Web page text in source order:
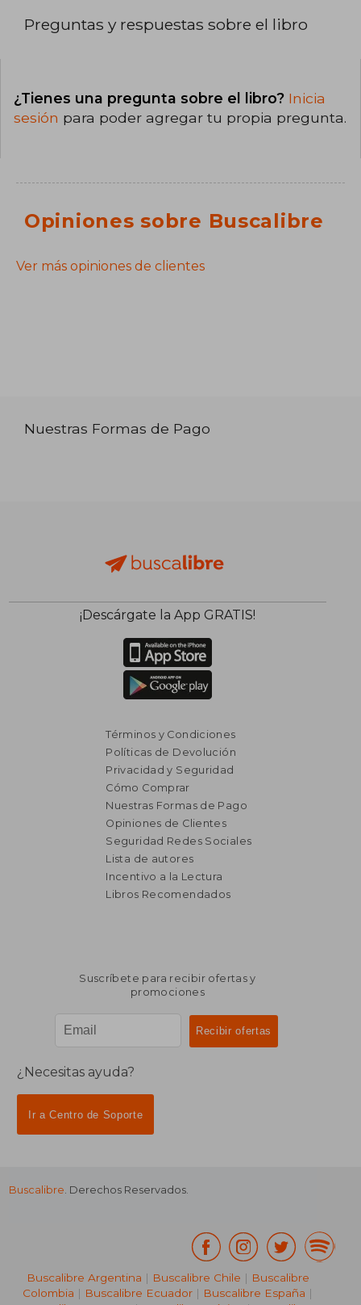
Preguntas y respuestas sobre el libro
¿Tienes una pregunta sobre el libro? Inicia
sesión para poder agregar tu propia pregunta.
Opiniones sobre Buscalibre
Ver más opiniones de clientes
Nuestras Formas de Pago
¡Descárgate la App GRATIS!
Términos y Condiciones
Políticas de Devolución
Privacidad y Seguridad
Cómo Comprar
Nuestras Formas de Pago
Opiniones de Clientes
Seguridad Redes Sociales
Lista de autores
Incentivo a la Lectura
Libros Recomendados
Suscríbete para recibir ofertas y
promociones
¿Necesitas ayuda?
Ir a Centro de Soporte
Buscalibre. Derechos Reservados.
Buscalibre Argentina | Buscalibre Chile | Buscalibre
Colombia | Buscalibre Ecuador | Buscalibre España |